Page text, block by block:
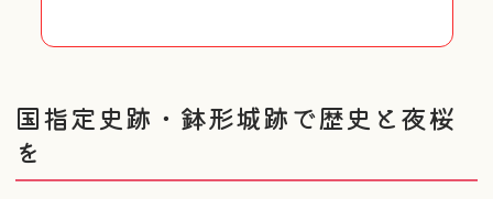
国指定史跡・鉢形城跡で歴史と夜桜
を